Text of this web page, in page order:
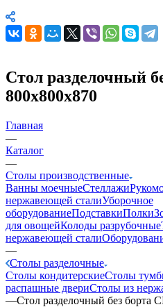
Стол разделочный
800х800х870
Главная
—
Каталог
—
Столы производственные
Ванны моечныеСтеллажи
нержавеющей сталиУборочное
оборудованиеПодставкиПолки
для овощейКолоды разрубочные
нержавеющей стали
—
Столы разделочные
Столы кондитерскиеСтолы
распашные двериСтолы из
—Стол разделочный без борта